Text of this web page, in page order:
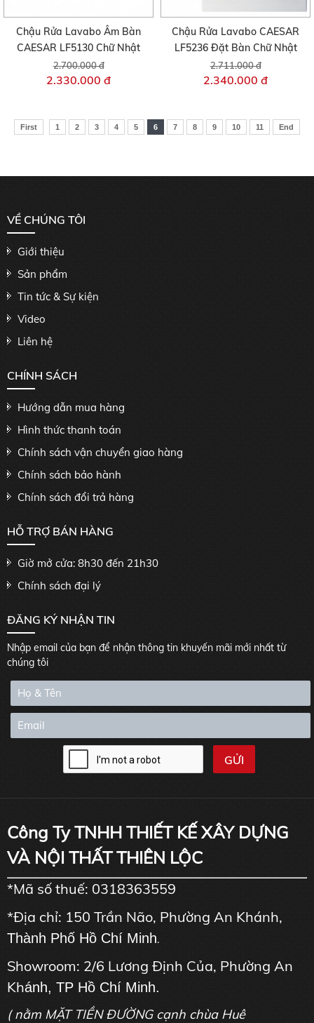
Chậu Rửa Lavabo Âm Bàn
CAESAR LF5130 Chữ Nhật
2.700.000 đ
2.330.000 đ
Chậu Rửa Lavabo CAESAR
LF5236 Đặt Bàn Chữ Nhật
2.711.000 đ
2.340.000 đ
First 1 2 3 4 5 6 7 8 9 10 11 End
VỀ CHÚNG TÔI
Giới thiệu
Sản phẩm
Tin tức & Sự kiện
Video
Liên hệ
CHÍNH SÁCH
Hướng dẫn mua hàng
Hình thức thanh toán
Chính sách vận chuyển giao hàng
Chính sách bảo hành
Chính sách đổi trả hàng
HỖ TRỢ BÁN HÀNG
Giờ mở cửa: 8h30 đến 21h30
Chính sách đại lý
ĐĂNG KÝ NHẬN TIN
Nhập email của bạn để nhận thông tin khuyến mãi mới nhất từ
chúng tôi
Công Ty TNHH THIẾT KẾ XÂY DỰNG
VÀ NỘI THẤT THIÊN LỘC
*Mã số thuế: 0318363559
*Địa chỉ: 150 Trần Não, Phường An Khánh,
Thành Phố Hồ Chí Minh.
Showroom: 2/6 Lương Định Của, Phường An
Khánh, TP Hồ Chí Minh.
( nằm MẶT TIỀN ĐƯỜNG cạnh chùa Huê